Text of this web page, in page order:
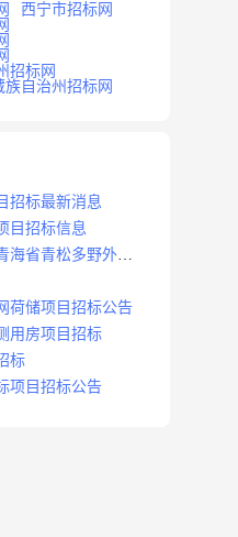
西宁市招标网
招标网
族自治州招标网
招标最新消息
目招标信息
海省青松多野外视
荷储项目招标公告
用房项目招标
标
项目招标公告